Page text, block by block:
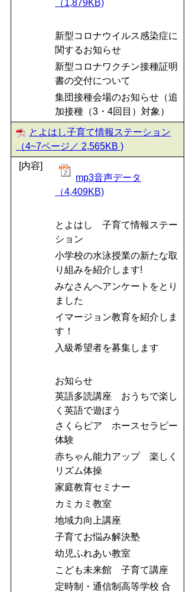
（1,879KB)
新型コロナウイルス感染症に
関するお知らせ
新型コロナワクチン接種証明
書の交付について
集団接種会場のお知らせ（追
加接種（3・4回目）対象）
とよはし子育て情報ステーション
（4~7ページ／ 2,565KB )
[内容]
mp3音声データ
（4,409KB)
とよはし 子育て情報ステー
ション
小学校の水泳授業の新たな取
り組みを紹介します!
みなさんへアンケートをとり
ました
イマージョン教育を紹介しま
す！
入級希望者を募集します
お知らせ
英語多読講座 おうちで楽し
く英語で遊ぼう
さくらピア ホースセラピー
体験
赤ちゃん能力アップ 楽しく
リズム体操
家庭教育セミナー
カミカミ教室
地域力向上講座
子育てお悩み解決塾
幼児ふれあい教室
こども未来館 子育て講座
定時制・通信制高等学校 合